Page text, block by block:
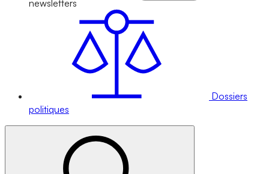
newsletters
Dossiers
politiques